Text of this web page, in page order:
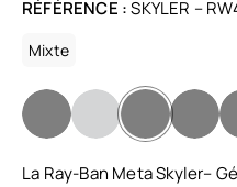
RÉFÉRENCE :SKYLER –
Mixte
La Ray-Ban Meta Skyler–